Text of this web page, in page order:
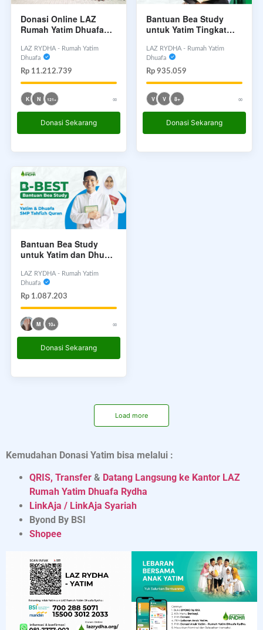
Donasi Online LAZ
Rumah Yatim Dhuafa
LAZ RYDHA - Rumah Yatim
Dhuafa
Rp 11.212.739
K N 121+ ∞
Donasi Sekarang
Bantuan Bea Study
untuk Yatim Tingkat
LAZ RYDHA - Rumah Yatim
Dhuafa
Rp 935.059
V V 8+ ∞
Donasi Sekarang
Bantuan Bea Study
untuk Yatim dan Dhuafa
LAZ RYDHA - Rumah Yatim
Dhuafa
Rp 1.087.203
M 10+ ∞
Donasi Sekarang
Load more
Kemudahan Donasi Yatim bisa melalui :
QRIS, Transfer & Datang Langsung ke Kantor LAZ
Rumah Yatim Dhuafa Rydha
LinkAja / LinkAja Syariah
Byond By BSI
Shopee